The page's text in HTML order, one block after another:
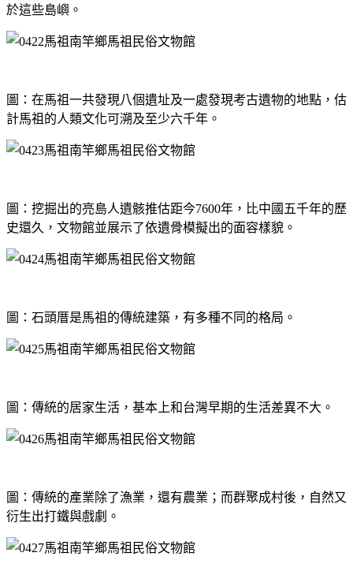
於這些島嶼。
圖：在馬祖一共發現八個遺址及一處發現考古遺物的地點，估
計馬祖的人類文化可溯及至少六千年。
圖：挖掘出的亮島人遺骸推估距今7600年，比中國五千年的歷
史還久，文物館並展示了依遺骨模擬出的面容樣貌。
圖：石頭厝是馬祖的傳統建築，有多種不同的格局。
圖：傳統的居家生活，基本上和台灣早期的生活差異不大。
圖：傳統的產業除了漁業，還有農業；而群聚成村後，自然又
衍生出打鐵與戲劇。